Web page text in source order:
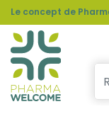
Le concept de